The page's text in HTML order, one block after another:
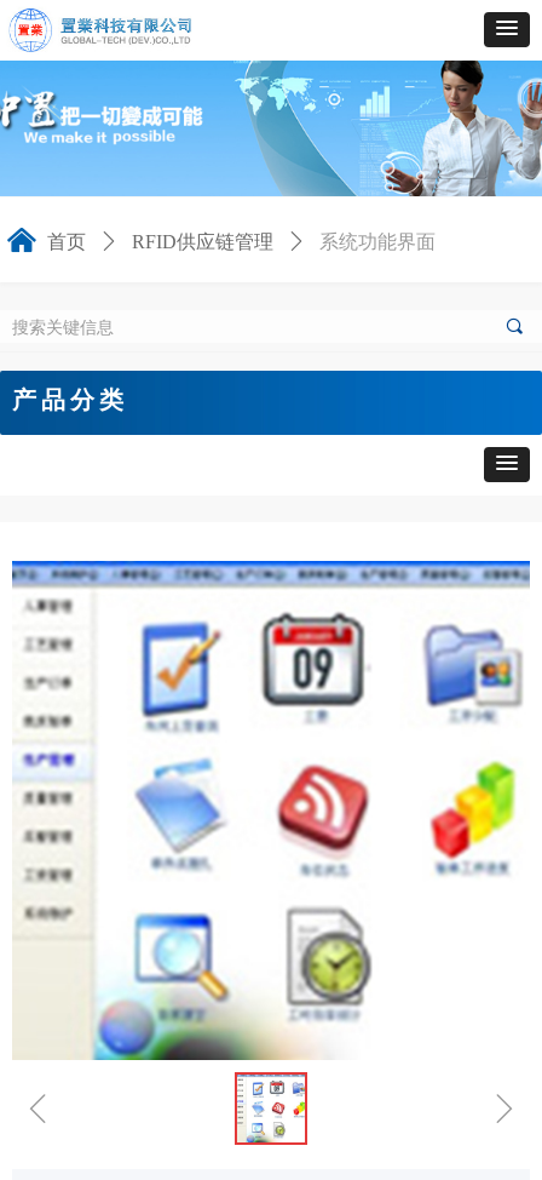
ꁆ ꁇ
낀 首页 ꄲ RFID供应链管理 ꄲ 系统功能界面
끠
产品分类